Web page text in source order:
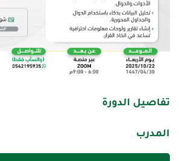
تفاصيل الدورة
المدرب